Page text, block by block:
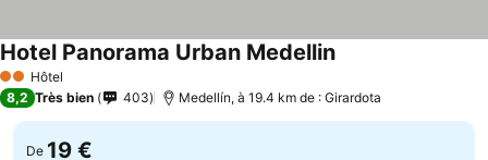
2 Étoiles
Hôtel
Hotel Panorama Urban Medellin
8,2 Très bien 403 Medellín, à 19.4 km de : Girardota
De 19 €